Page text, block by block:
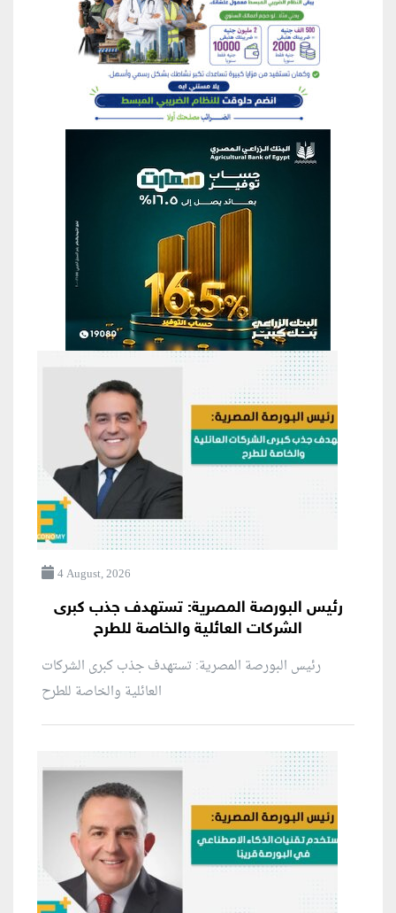
منطقة إعلانية
4 August, 2026
رئيس البورصة المصرية: تستهدف جذب كبرى
الشركات العائلية والخاصة للطرح
رئيس البورصة المصرية: تستهدف جذب كبرى الشركات
العائلية والخاصة للطرح